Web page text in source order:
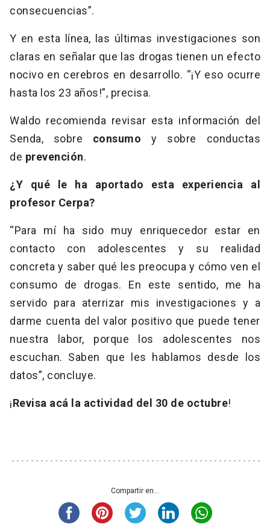
consecuencias”.
Y en esta línea, las últimas investigaciones son
claras en señalar que las drogas tienen un efecto
nocivo en cerebros en desarrollo. “¡Y eso ocurre
hasta los 23 años!”, precisa.
Waldo recomienda revisar esta información del
Senda, sobre consumo
y sobre conductas
de prevención.
¿Y qué le ha aportado esta experiencia al
profesor Cerpa?
“Para mí ha sido muy enriquecedor estar en
contacto con adolescentes y su realidad
concreta y saber qué les preocupa y cómo ven el
consumo de drogas. En este sentido, me ha
servido para aterrizar mis investigaciones y a
darme cuenta del valor positivo que puede tener
nuestra labor, porque los adolescentes nos
escuchan. Saben que les hablamos desde los
datos”, concluye.
¡Revisa acá la actividad del 30 de octubre!
Compartir en...